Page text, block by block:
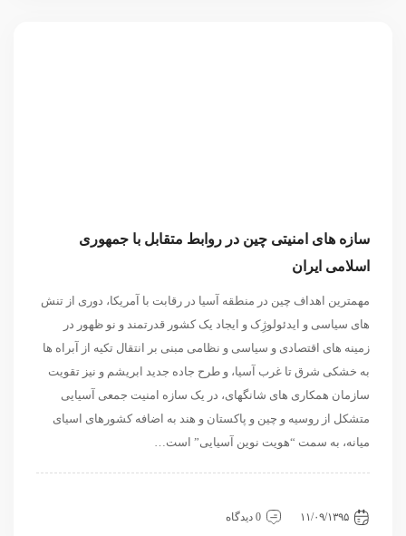
سازه های امنیتی چین در روابط متقابل با جمهوری
اسلامی ایران
مهمترین اهداف چین در منطقه آسیا در رقابت با آمریکا، دوری از تنش
های سیاسی و ایدئولوژِک و ایجاد یک کشور قدرتمند و نو ظهور در
زمینه های اقتصادی و سیاسی و نظامی مبنی بر انتقال تکیه از آبراه ها
به خشکی شرق تا غرب آسیا، و طرح جاده جدید ابریشم و نیز تقویت
سازمان همکاری های شانگهای، در یک سازه امنیت جمعی آسیایی
متشکل از روسیه و چین و پاکستان و هند به اضافه کشورهای اسیای
میانه، به سمت “هویت نوین آسیایی” است…
۱۱/۰۹/۱۳۹۵
0 دیدگاه